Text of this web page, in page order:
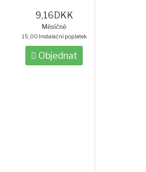
9,16DKK
Měsíčně
15,00 Instalační poplatek
Objednat